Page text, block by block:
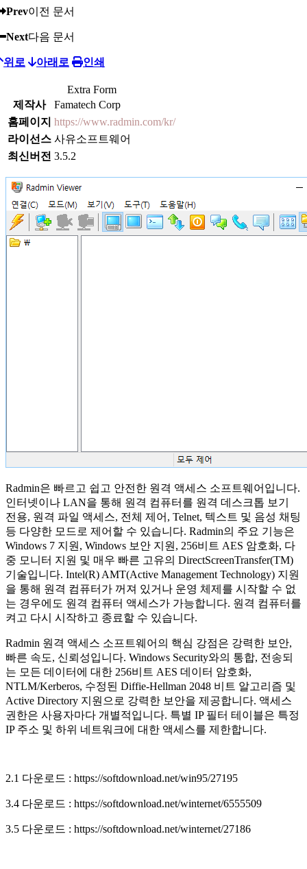
Prev이전 문서
Next다음 문서
위로 아래로 인쇄
Extra Form
제작사
Famatech Corp
홈페이지 https://www.radmin.com/kr/
라이선스 사유소프트웨어
최신버전 3.5.2
Radmin은 빠르고 쉽고 안전한 원격 액세스 소프트웨어입니다.
인터넷이나 LAN을 통해 원격 컴퓨터를 원격 데스크톱 보기
전용, 원격 파일 액세스, 전체 제어, Telnet, 텍스트 및 음성 채팅
등 다양한 모드로 제어할 수 있습니다. Radmin의 주요 기능은
Windows 7 지원, Windows 보안 지원, 256비트 AES 암호화, 다
중 모니터 지원 및 매우 빠른 고유의 DirectScreenTransfer(TM)
기술입니다. Intel(R) AMT(Active Management Technology) 지원
을 통해 원격 컴퓨터가 꺼져 있거나 운영 체제를 시작할 수 없
는 경우에도 원격 컴퓨터 액세스가 가능합니다. 원격 컴퓨터를
켜고 다시 시작하고 종료할 수 있습니다.
Radmin 원격 액세스 소프트웨어의 핵심 강점은 강력한 보안,
빠른 속도, 신뢰성입니다. Windows Security와의 통합, 전송되
는 모든 데이터에 대한 256비트 AES 데이터 암호화,
NTLM/Kerberos, 수정된 Diffie-Hellman 2048 비트 알고리즘 및
Active Directory 지원으로 강력한 보안을 제공합니다. 액세스
권한은 사용자마다 개별적입니다. 특별 IP 필터 테이블은 특정
IP 주소 및 하위 네트워크에 대한 액세스를 제한합니다.
2.1 다운로드 : https://softdownload.net/win95/27195
3.4 다운로드 : https://softdownload.net/winternet/6555509
3.5 다운로드 : https://softdownload.net/winternet/27186